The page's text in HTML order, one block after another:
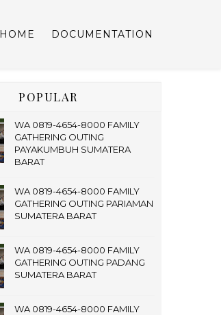
HOME DOCUMENTATION
POPULAR
WA 0819-4654-8000 FAMILY
GATHERING OUTING
PAYAKUMBUH SUMATERA
BARAT
WA 0819-4654-8000 FAMILY
GATHERING OUTING PARIAMAN
SUMATERA BARAT
WA 0819-4654-8000 FAMILY
GATHERING OUTING PADANG
SUMATERA BARAT
WA 0819-4654-8000 FAMILY